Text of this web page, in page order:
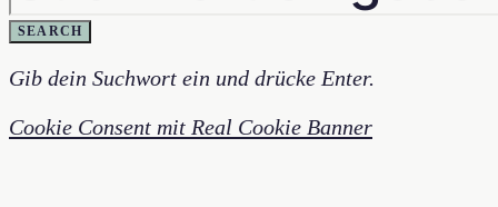
SEARCH
Gib dein Suchwort ein und drücke Enter.
Cookie Consent mit Real Cookie Banner